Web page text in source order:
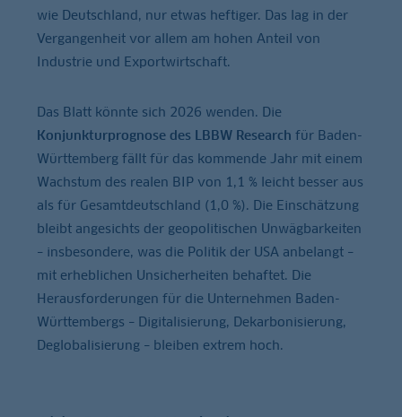
wie Deutschland, nur etwas heftiger. Das lag in der
Vergangenheit vor allem am hohen Anteil von
Industrie und Exportwirtschaft.
Das Blatt könnte sich 2026 wenden. Die
Konjunkturprognose des LBBW Research für Baden-
Württemberg fällt für das kommende Jahr mit einem
Wachstum des realen BIP von 1,1 % leicht besser aus
als für Gesamtdeutschland (1,0 %). Die Einschätzung
bleibt angesichts der geopolitischen Unwägbarkeiten
– insbesondere, was die Politik der USA anbelangt –
mit erheblichen Unsicherheiten behaftet. Die
Herausforderungen für die Unternehmen Baden-
Württembergs – Digitalisierung, Dekarbonisierung,
Deglobalisierung – bleiben extrem hoch.